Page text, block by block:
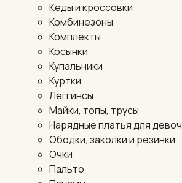
Кеды и кроссовки
Комбинезоны
Комплекты
Косынки
Купальники
Куртки
Леггинсы
Майки, топы, трусы
Нарядные платья для
Ободки, заколки и резинки
Очки
Пальто